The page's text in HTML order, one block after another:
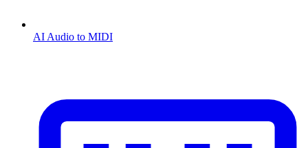
AI Audio to MIDI